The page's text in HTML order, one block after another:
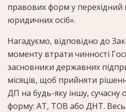
правових форм у перехідний
юридичних осіб».
Нагадуємо, відповідно до
моменту втрати чинності
засновники державних
місяців, щоб прийняти
ДП на будь-яку іншу, сучасну
форму: АТ, ТОВ або ДНТ. Весь